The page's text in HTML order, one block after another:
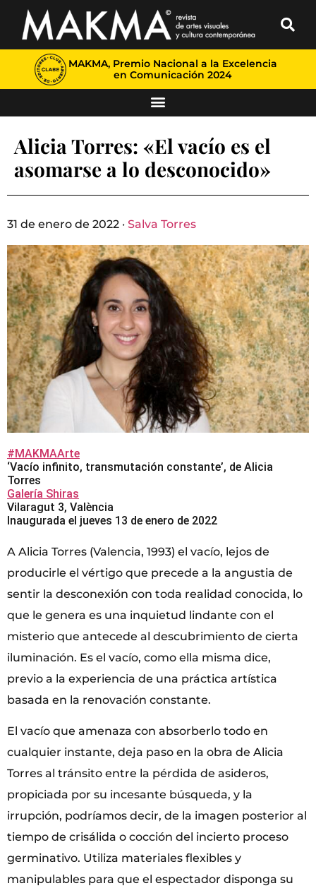
MAKMA, Premio Nacional a la Excelencia
en Comunicación 2024
Alicia Torres: «El vacío es el
asomarse a lo desconocido»
31 de enero de 2022 · Salva Torres
#MAKMAArte
‘Vacío infinito, transmutación constante’, de Alicia
Torres
Galería Shiras
Vilaragut 3, València
Inaugurada el jueves 13 de enero de 2022
A Alicia Torres (Valencia, 1993) el vacío, lejos de
producirle el vértigo que precede a la angustia de
sentir la desconexión con toda realidad conocida, lo
que le genera es una inquietud lindante con el
misterio que antecede al descubrimiento de cierta
iluminación. Es el vacío, como ella misma dice,
previo a la experiencia de una práctica artística
basada en la renovación constante.
El vacío que amenaza con absorberlo todo en
cualquier instante, deja paso en la obra de Alicia
Torres al tránsito entre la pérdida de asideros,
propiciada por su incesante búsqueda, y la
irrupción, podríamos decir, de la imagen posterior al
tiempo de crisálida o cocción del incierto proceso
germinativo. Utiliza materiales flexibles y
manipulables para que el espectador disponga su